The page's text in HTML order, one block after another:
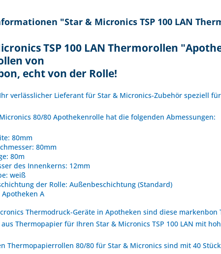
"Star & Micronics TSP 100 LAN
TSP 100 LAN Thermorollen
von
echt von der Rolle!
verlässlicher Lieferant für Star & Micronics-Zubehör speziell
80/80 Apothekenrolle hat die folgenden Abmessungen:
80mm
80mm
80m
des Innenkerns: 12mm
weiß
der Rolle: Außenbeschichtung (Standard)
A
Thermodruck-Geräte in Apotheken sind diese
Thermopapier für Ihren Star & Micronics TSP 100 LAN mit
Thermopapierrollen 80/80 für Star & Micronics sind mit 40